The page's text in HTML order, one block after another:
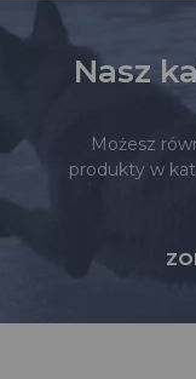
Nasz
Możesz
produkty w